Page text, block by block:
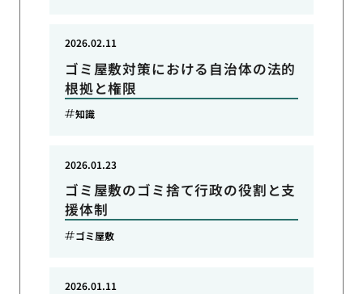
ゴミ屋敷対策における自治体の法的
根拠と権限
2026.02.11
知識
ゴミ屋敷のゴミ捨て行政の役割と支
援体制
2026.01.23
ゴミ屋敷
2026.01.11